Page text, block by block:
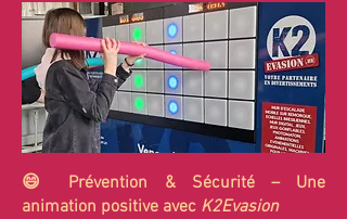
😄 Prévention & Sécurité – Une
animation positive avec K2Evasion